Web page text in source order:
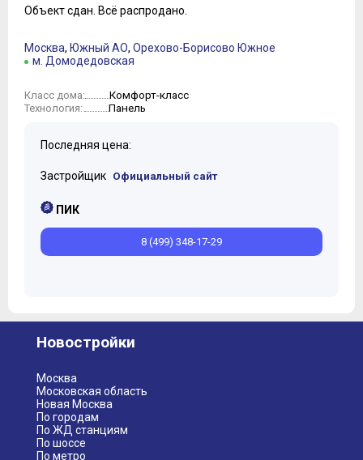
4
6
7
Объект сдан. Всё распродано.
Москва, Южный АО, Орехово-Борисово Южное
м. Домодедовская
Класс дома: Комфорт-класс
Технология: Панель
Последняя цена:
Застройщик Официальный сайт
ПИК
8 (499) 348-17-29
Новостройки
Москва
Московская область
Новая Москва
По городам
По ЖД станциям
По шоссе
По метро